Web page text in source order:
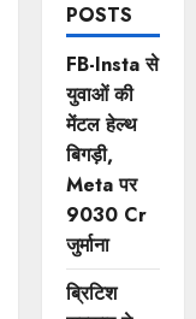
POSTS
FB-Insta से
युवाओं की
मेंटल हेल्थ
बिगड़ी,
Meta पर
9030 Cr
जुर्माना
ब्रिटिश